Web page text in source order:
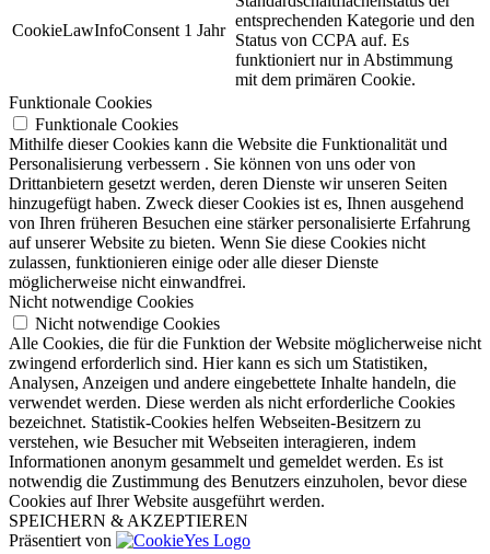
CookieLawInfoConsent 1 Jahr
entsprechenden Kategorie und den
Status von CCPA auf. Es
funktioniert nur in Abstimmung
mit dem primären Cookie.
Funktionale Cookies
Funktionale Cookies
Mithilfe dieser Cookies kann die Website die Funktionalität und
Personalisierung verbessern . Sie können von uns oder von
Drittanbietern gesetzt werden, deren Dienste wir unseren Seiten
hinzugefügt haben. Zweck dieser Cookies ist es, Ihnen ausgehend
von Ihren früheren Besuchen eine stärker personalisierte Erfahrung
auf unserer Website zu bieten. Wenn Sie diese Cookies nicht
zulassen, funktionieren einige oder alle dieser Dienste
möglicherweise nicht einwandfrei.
Nicht notwendige Cookies
Nicht notwendige Cookies
Alle Cookies, die für die Funktion der Website möglicherweise nicht
zwingend erforderlich sind. Hier kann es sich um Statistiken,
Analysen, Anzeigen und andere eingebettete Inhalte handeln, die
verwendet werden. Diese werden als nicht erforderliche Cookies
bezeichnet. Statistik-Cookies helfen Webseiten-Besitzern zu
verstehen, wie Besucher mit Webseiten interagieren, indem
Informationen anonym gesammelt und gemeldet werden. Es ist
notwendig die Zustimmung des Benutzers einzuholen, bevor diese
Cookies auf Ihrer Website ausgeführt werden.
SPEICHERN & AKZEPTIEREN
Präsentiert von